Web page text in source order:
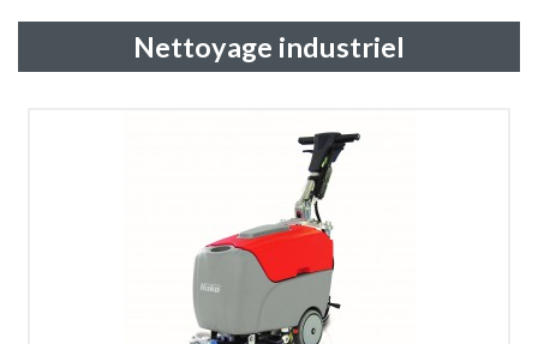
Nettoyage industriel